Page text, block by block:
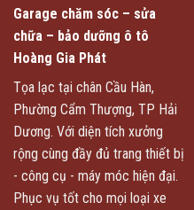
Garage chăm sóc – sửa
chữa – bảo dưỡng ô tô
Hoàng Gia Phát
Tọa lạc tại chân Cầu Hàn,
Phường Cẩm Thượng, TP Hải
Dương. Với diện tích xưởng
rộng cùng đầy đủ trang thiết bị
- công cụ - máy móc hiện đại.
Phục vụ tốt cho mọi loại xe